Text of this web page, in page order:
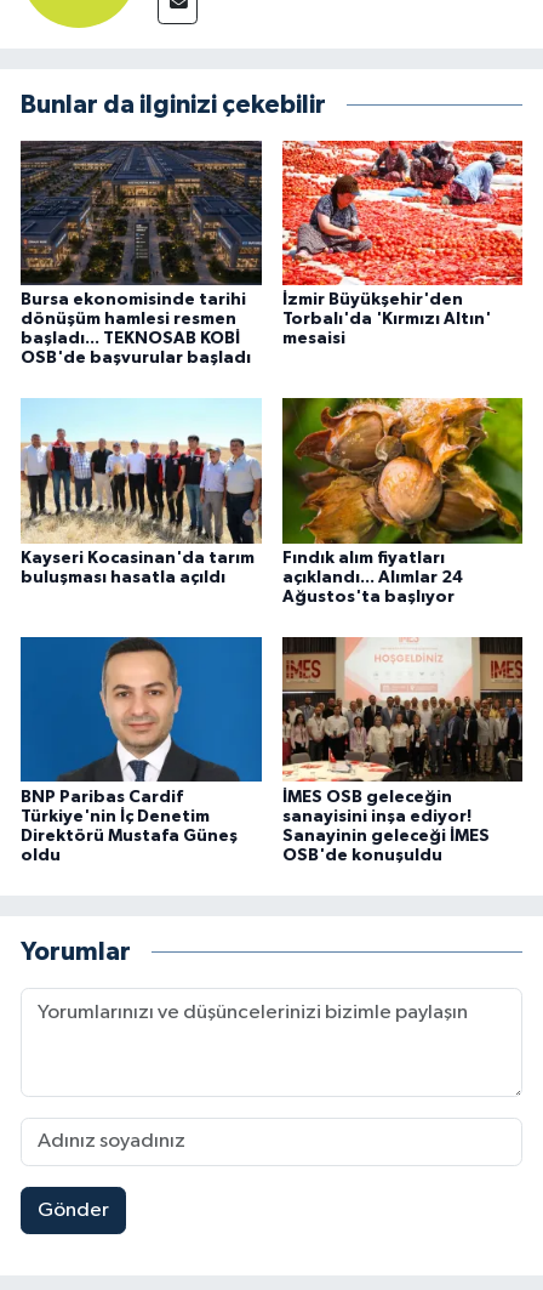
Bunlar da ilginizi çekebilir
Bursa ekonomisinde tarihi
dönüşüm hamlesi resmen
başladı... TEKNOSAB KOBİ
OSB'de başvurular başladı
İzmir Büyükşehir'den
Torbalı'da 'Kırmızı Altın'
mesaisi
Kayseri Kocasinan'da tarım
buluşması hasatla açıldı
Fındık alım fiyatları
açıklandı... Alımlar 24
Ağustos'ta başlıyor
BNP Paribas Cardif
Türkiye'nin İç Denetim
Direktörü Mustafa Güneş
oldu
İMES OSB geleceğin
sanayisini inşa ediyor!
Sanayinin geleceği İMES
OSB'de konuşuldu
Yorumlar
Gönder